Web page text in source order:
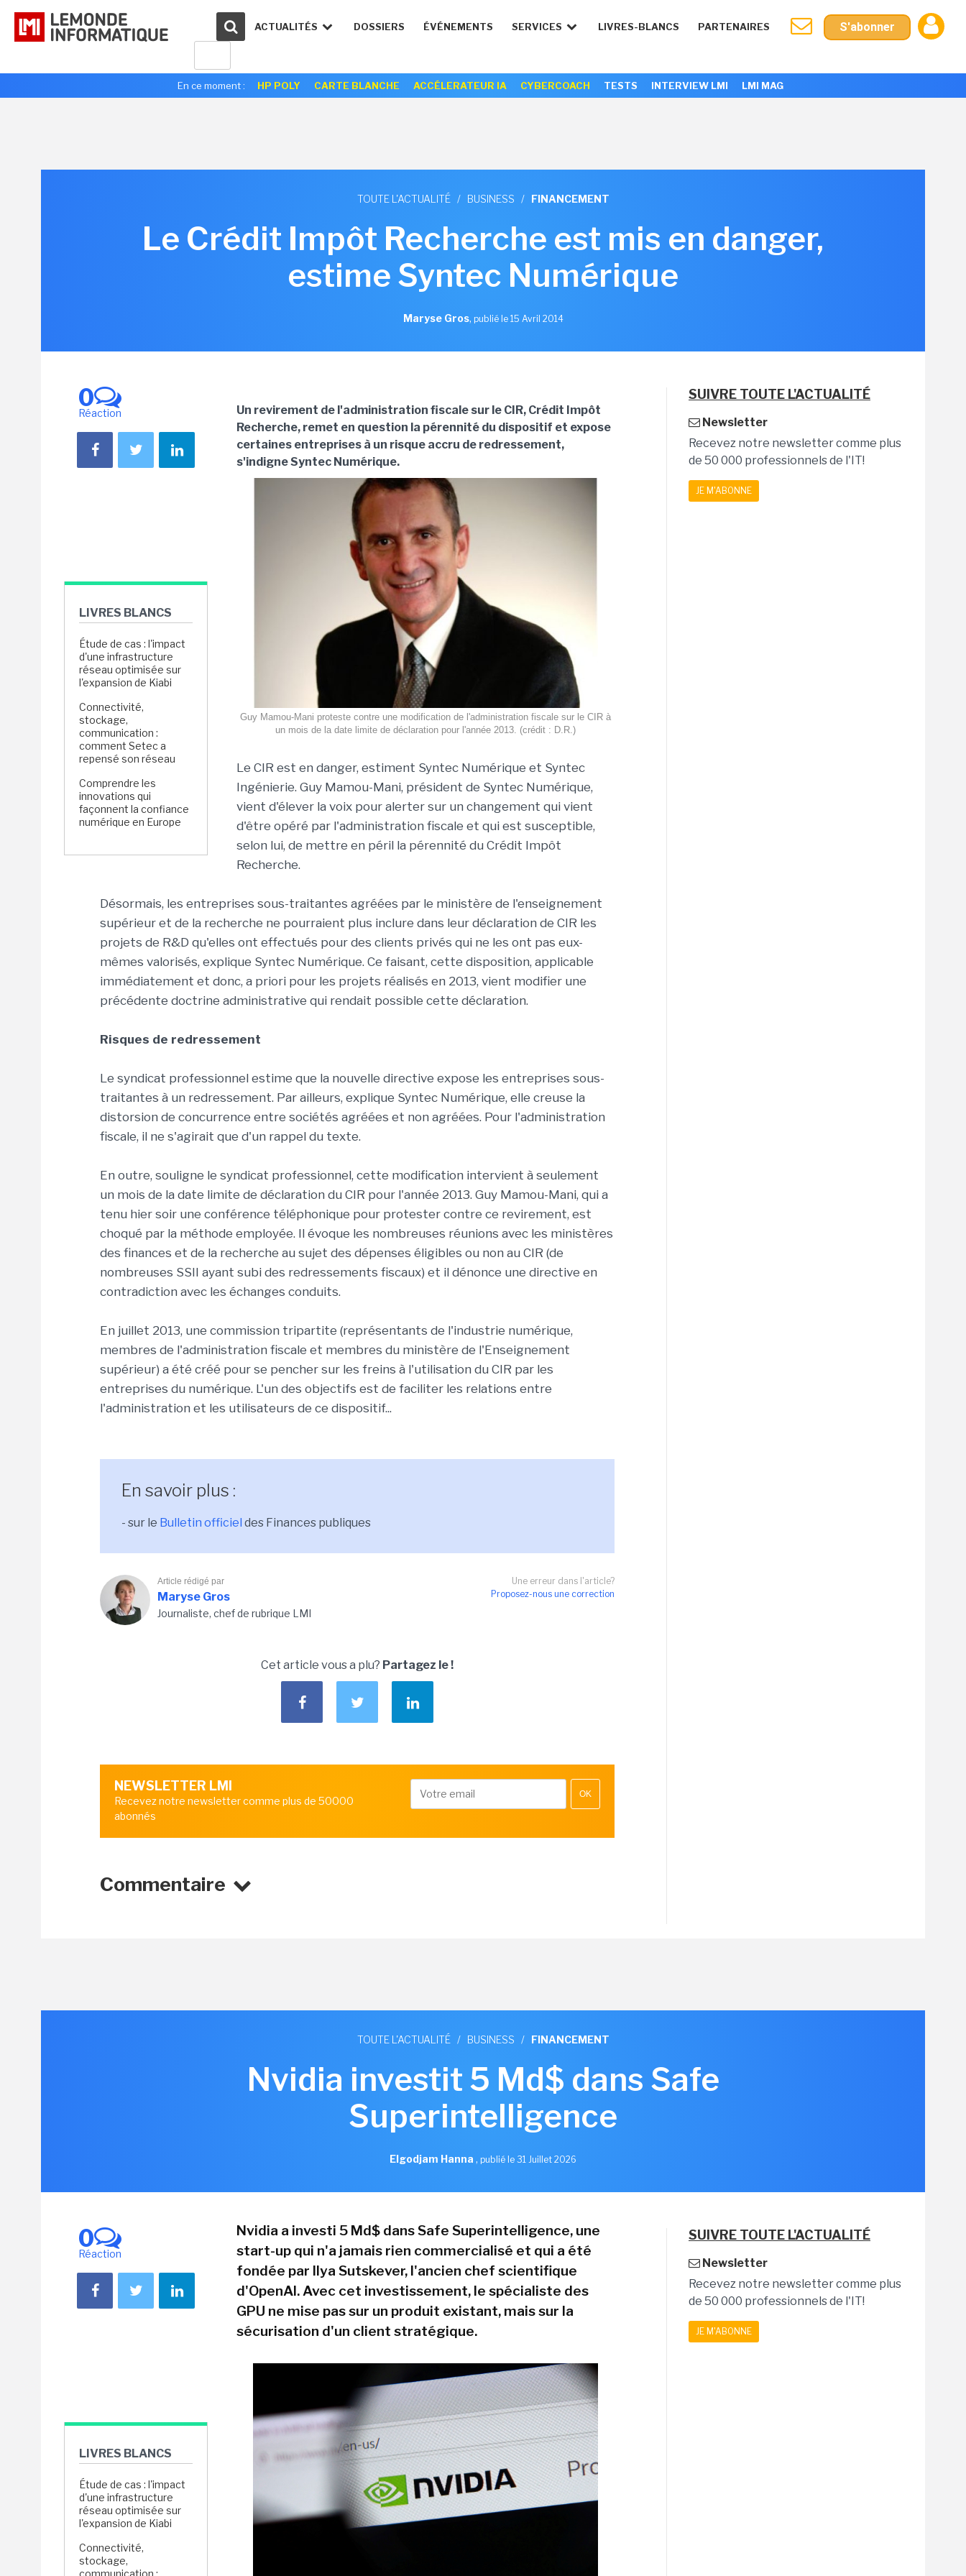
ACTUALITÉS DOSSIERS ÉVÉNEMENTS SERVICES LIVRES-BLANCS PARTENAIRES S'abonner
En ce moment : HP POLY CARTE BLANCHE ACCÉLERATEUR IA CYBERCOACH TESTS INTERVIEW LMI LMI MAG
TOUTE L'ACTUALITÉ / BUSINESS / FINANCEMENT
Le Crédit Impôt Recherche est mis en danger,
estime Syntec Numérique
Maryse Gros, publié le 15 Avril 2014
0
Réaction
LIVRES BLANCS
Étude de cas : l'impact
d'une infrastructure
réseau optimisée sur
l'expansion de Kiabi
Connectivité,
stockage,
communication :
comment Setec a
repensé son réseau
Comprendre les
innovations qui
façonnent la confiance
numérique en Europe
Un revirement de l'administration fiscale sur le CIR, Crédit Impôt
Recherche, remet en question la pérennité du dispositif et expose
certaines entreprises à un risque accru de redressement,
s'indigne Syntec Numérique.
Guy Mamou-Mani proteste contre une modification de l'administration fiscale sur le CIR à
un mois de la date limite de déclaration pour l'année 2013. (crédit : D.R.)
Le CIR est en danger, estiment Syntec Numérique et Syntec
Ingénierie. Guy Mamou-Mani, président de Syntec Numérique,
vient d'élever la voix pour alerter sur un changement qui vient
d'être opéré par l'administration fiscale et qui est susceptible,
selon lui, de mettre en péril la pérennité du Crédit Impôt
Recherche.
Désormais, les entreprises sous-traitantes agréées par le ministère de l'enseignement
supérieur et de la recherche ne pourraient plus inclure dans leur déclaration de CIR les
projets de R&D qu'elles ont effectués pour des clients privés qui ne les ont pas eux-
mêmes valorisés, explique Syntec Numérique. Ce faisant, cette disposition, applicable
immédiatement et donc, a priori pour les projets réalisés en 2013, vient modifier une
précédente doctrine administrative qui rendait possible cette déclaration.
Risques de redressement
Le syndicat professionnel estime que la nouvelle directive expose les entreprises sous-
traitantes à un redressement. Par ailleurs, explique Syntec Numérique, elle creuse la
distorsion de concurrence entre sociétés agréées et non agréées. Pour l'administration
fiscale, il ne s'agirait que d'un rappel du texte.
En outre, souligne le syndicat professionnel, cette modification intervient à seulement
un mois de la date limite de déclaration du CIR pour l'année 2013. Guy Mamou-Mani, qui a
tenu hier soir une conférence téléphonique pour protester contre ce revirement, est
choqué par la méthode employée. Il évoque les nombreuses réunions avec les ministères
des finances et de la recherche au sujet des dépenses éligibles ou non au CIR (de
nombreuses SSII ayant subi des redressements fiscaux) et il dénonce une directive en
contradiction avec les échanges conduits.
En juillet 2013, une commission tripartite (représentants de l'industrie numérique,
membres de l'administration fiscale et membres du ministère de l'Enseignement
supérieur) a été créé pour se pencher sur les freins à l'utilisation du CIR par les
entreprises du numérique. L'un des objectifs est de faciliter les relations entre
l'administration et les utilisateurs de ce dispositif...
En savoir plus :
- sur le Bulletin officiel des Finances publiques
Une erreur dans l'article?
Proposez-nous une correction
Article rédigé par
Maryse Gros
Journaliste, chef de rubrique LMI
Cet article vous a plu? Partagez le !
NEWSLETTER LMI
Recevez notre newsletter comme plus de 50000
abonnés
OK
Commentaire
SUIVRE TOUTE L'ACTUALITÉ
Newsletter
Recevez notre newsletter comme plus
de 50 000 professionnels de l'IT!
JE M'ABONNE
TOUTE L'ACTUALITÉ / BUSINESS / FINANCEMENT
Nvidia investit 5 Md$ dans Safe
Superintelligence
Elgodjam Hanna , publié le 31 Juillet 2026
0
Réaction
LIVRES BLANCS
Étude de cas : l'impact
d'une infrastructure
réseau optimisée sur
l'expansion de Kiabi
Connectivité,
stockage,
communication :
Nvidia a investi 5 Md$ dans Safe Superintelligence, une
start-up qui n'a jamais rien commercialisé et qui a été
fondée par Ilya Sutskever, l'ancien chef scientifique
d'OpenAI. Avec cet investissement, le spécialiste des
GPU ne mise pas sur un produit existant, mais sur la
sécurisation d'un client stratégique.
SUIVRE TOUTE L'ACTUALITÉ
Newsletter
Recevez notre newsletter comme plus
de 50 000 professionnels de l'IT!
JE M'ABONNE